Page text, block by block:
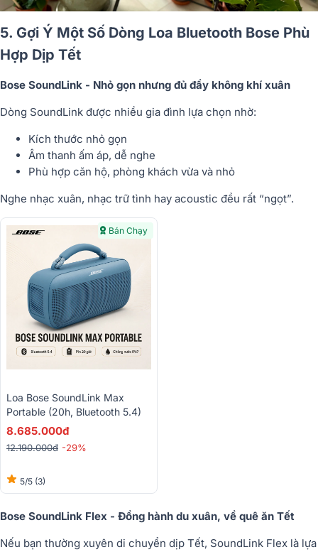
5. Gợi Ý Một Số Dòng Loa Bluetooth Bose Phù
Hợp Dịp Tết
Bose SoundLink - Nhỏ gọn nhưng đủ đầy không khí xuân
Dòng SoundLink được nhiều gia đình lựa chọn nhờ:
Kích thước nhỏ gọn
Âm thanh ấm áp, dễ nghe
Phù hợp căn hộ, phòng khách vừa và nhỏ
Nghe nhạc xuân, nhạc trữ tình hay acoustic đều rất “ngọt”.
Bán Chạy
Loa Bose SoundLink Max
Portable (20h, Bluetooth 5.4)
8.685.000đ
12.190.000đ -29%
5/5 (3)
Bose SoundLink Flex - Đồng hành du xuân, về quê ăn Tết
Nếu bạn thường xuyên di chuyển dịp Tết, SoundLink Flex là lựa